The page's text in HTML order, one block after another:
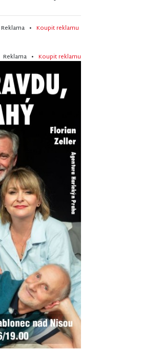
Reklama • Koupit reklamu
Reklama • Koupit reklamu